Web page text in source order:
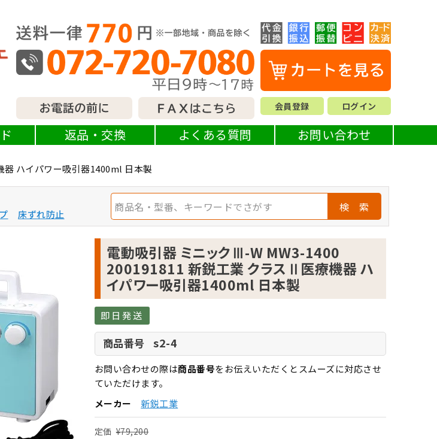
会員登録 ログイン
返品・交換 よくある質問 お問い合わせ
ハイパワー吸引器1400ml 日本製
床ずれ防止
検 索
電動吸引器 ミニックⅢ-W MW3-1400
200191811 新鋭工業 クラスⅡ医療機器 ハ
イパワー吸引器1400ml 日本製
即日発送
商品番号 s2-4
お問い合わせの際は商品番号をお伝えいただくとスムーズに対応させ
ていただけます。
メーカー
新鋭工業
定価 ¥79,200